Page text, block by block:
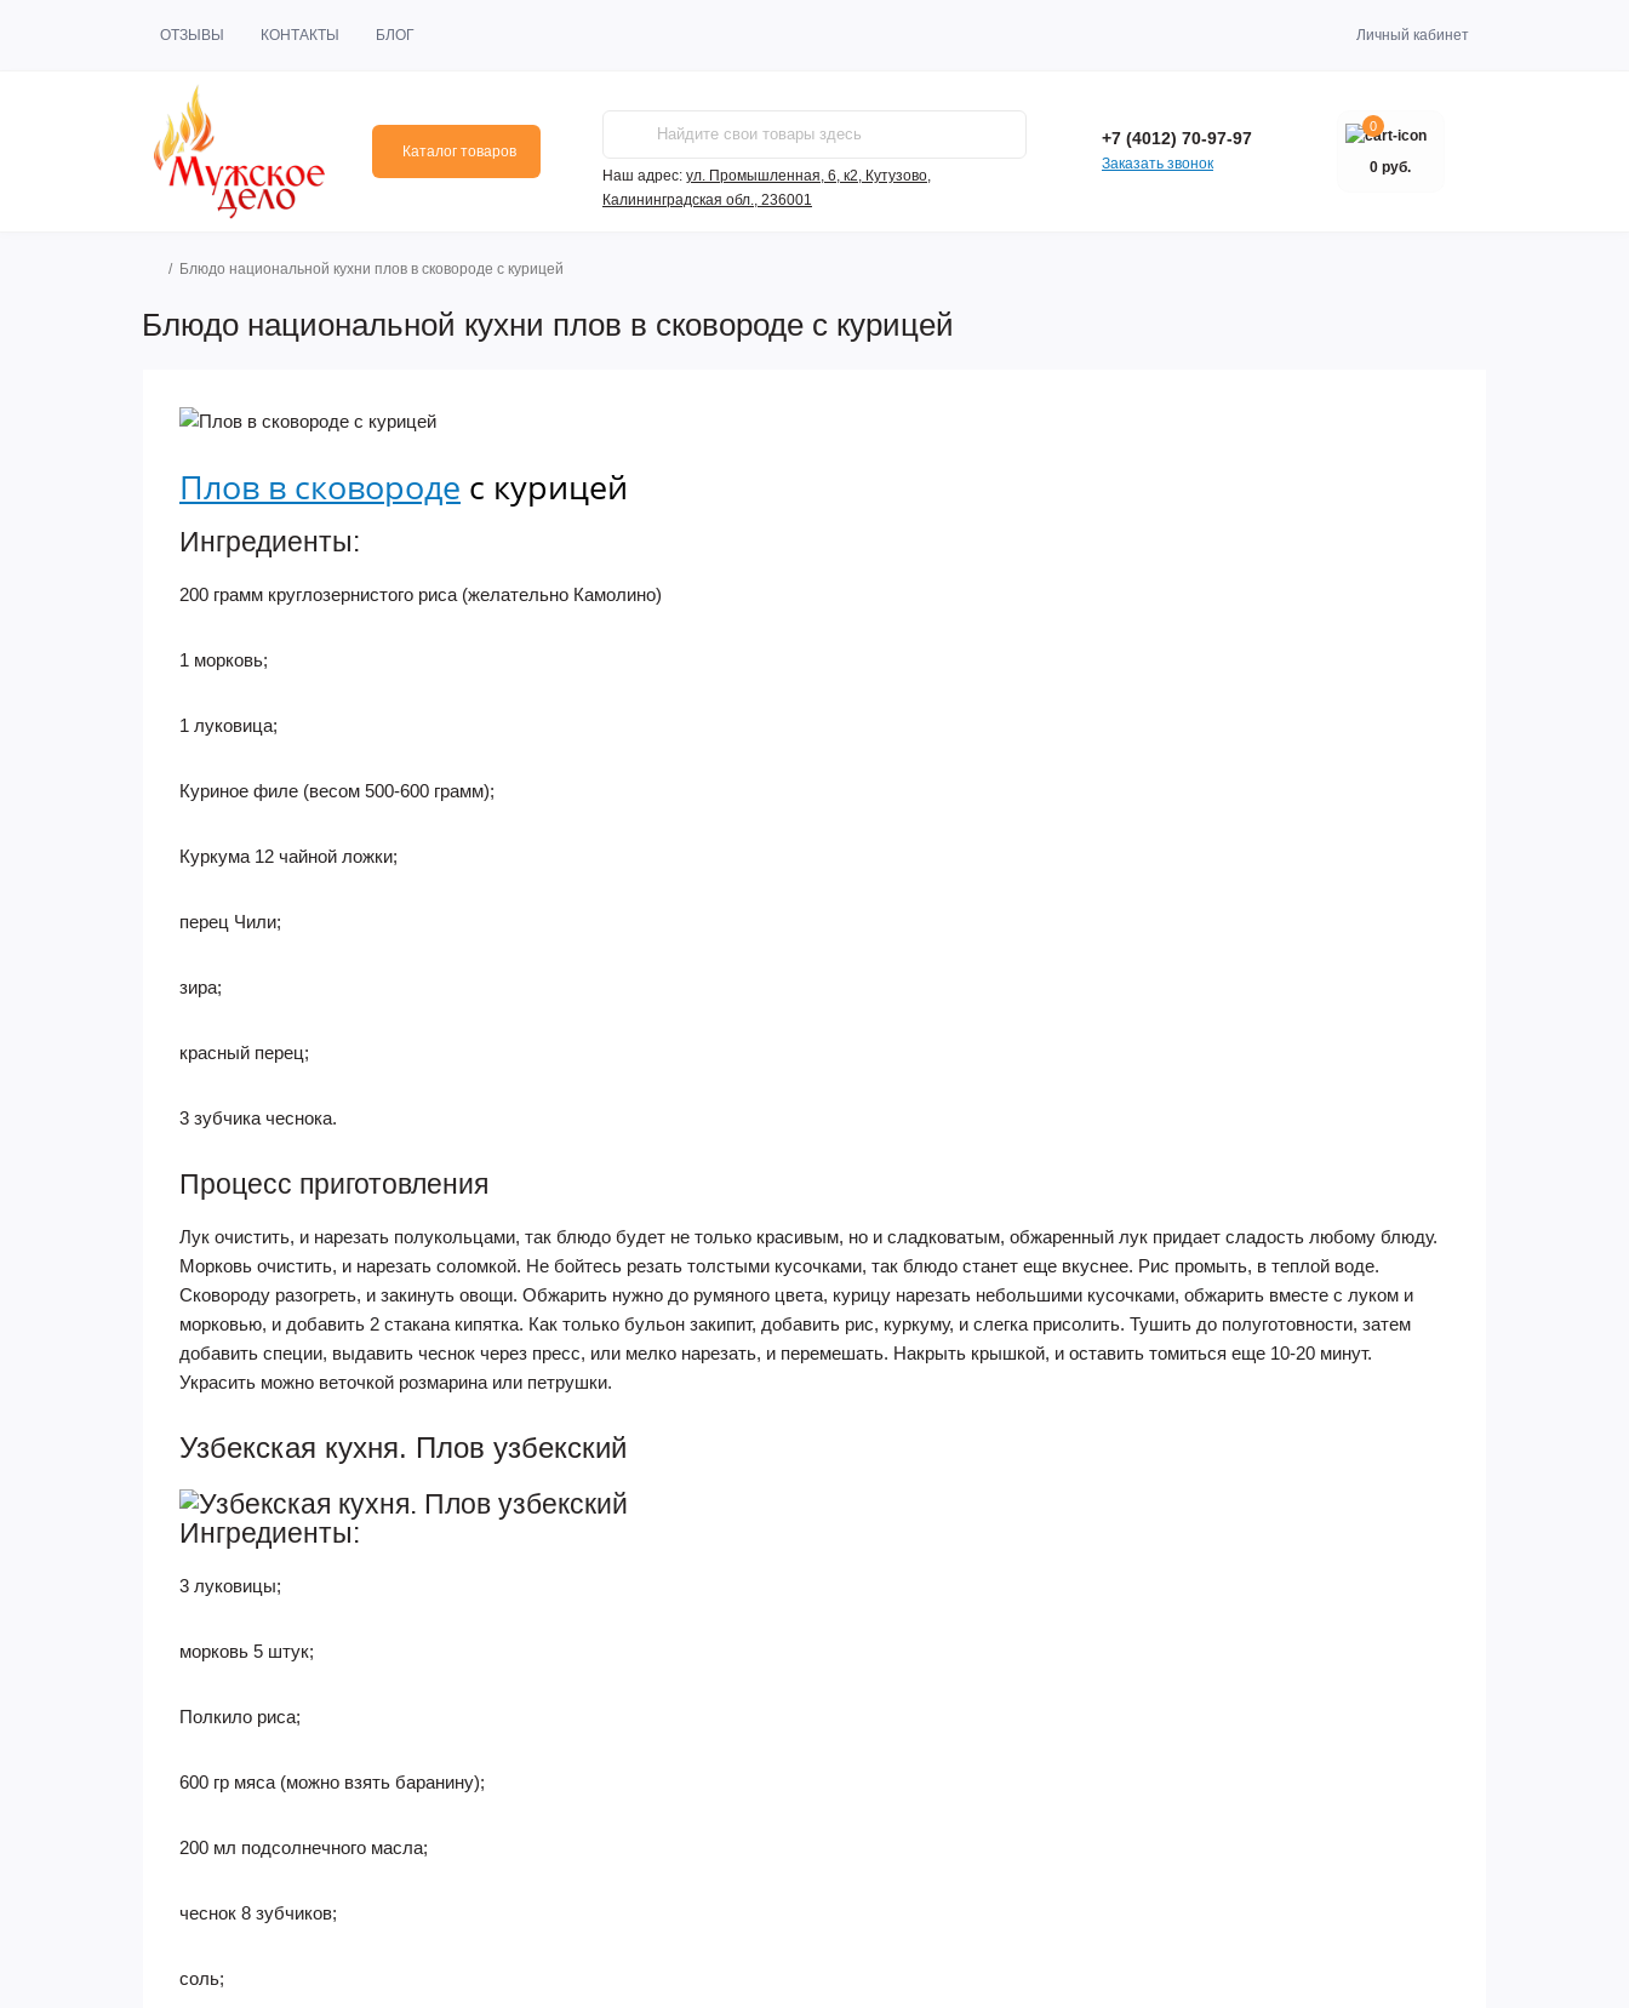
ОТЗЫВЫ КОНТАКТЫ БЛОГ Личный кабинет
Каталог товаров
Наш адрес: ул. Промышленная, 6, к2, Кутузово,
Калининградская обл., 236001
+7 (4012) 70-97-97
Заказать звонок
0
0 руб.
Блюдо национальной кухни плов в сковороде с курицей
Блюдо национальной кухни плов в сковороде с курицей
Плов в сковороде с курицей
Ингредиенты:
200 грамм круглозернистого риса (желательно Камолино)
1 морковь;
1 луковица;
Куриное филе (весом 500-600 грамм);
Куркума 12 чайной ложки;
перец Чили;
зира;
красный перец;
3 зубчика чеснока.
Процесс приготовления
Лук очистить, и нарезать полукольцами, так блюдо будет не только красивым, но и сладковатым, обжаренный лук придает сладость любому блюду.
Морковь очистить, и нарезать соломкой. Не бойтесь резать толстыми кусочками, так блюдо станет еще вкуснее. Рис промыть, в теплой воде.
Сковороду разогреть, и закинуть овощи. Обжарить нужно до румяного цвета, курицу нарезать небольшими кусочками, обжарить вместе с луком и
морковью, и добавить 2 стакана кипятка. Как только бульон закипит, добавить рис, куркуму, и слегка присолить. Тушить до полуготовности, затем
добавить специи, выдавить чеснок через пресс, или мелко нарезать, и перемешать. Накрыть крышкой, и оставить томиться еще 10-20 минут.
Украсить можно веточкой розмарина или петрушки.
Узбекская кухня. Плов узбекский
Ингредиенты:
3 луковицы;
морковь 5 штук;
Полкило риса;
600 гр мяса (можно взять баранину);
200 мл подсолнечного масла;
чеснок 8 зубчиков;
соль;